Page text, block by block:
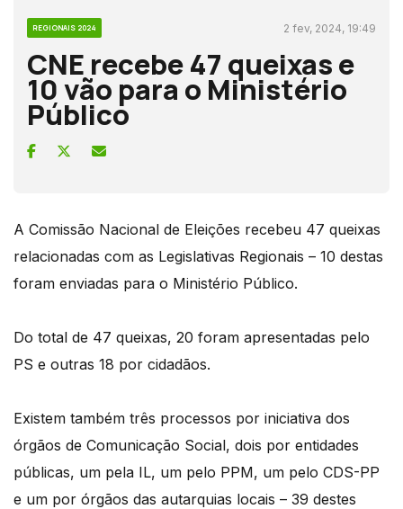
REGIONAIS 2024 2 fev, 2024, 19:49
CNE recebe 47 queixas e
10 vão para o Ministério
Público
A Comissão Nacional de Eleições recebeu 47 queixas
relacionadas com as Legislativas Regionais – 10 destas
foram enviadas para o Ministério Público.
Do total de 47 queixas, 20 foram apresentadas pelo
PS e outras 18 por cidadãos.
Existem também três processos por iniciativa dos
órgãos de Comunicação Social, dois por entidades
públicas, um pela IL, um pelo PPM, um pelo CDS-PP
e um por órgãos das autarquias locais – 39 destes